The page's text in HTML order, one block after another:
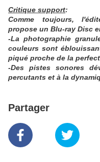
Critique support:
Comme toujours,
propose un Blu-ray Disc
-La photographie
couleurs sont
piqué proche de la
-Des pistes sonores
percutants et à la
Partager